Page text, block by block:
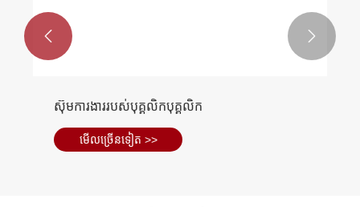
ស៊ុមការងាររបស់បុគ្គលិកបុគ្គលិក
មើល​ច្រើន​ទៀត >>
 